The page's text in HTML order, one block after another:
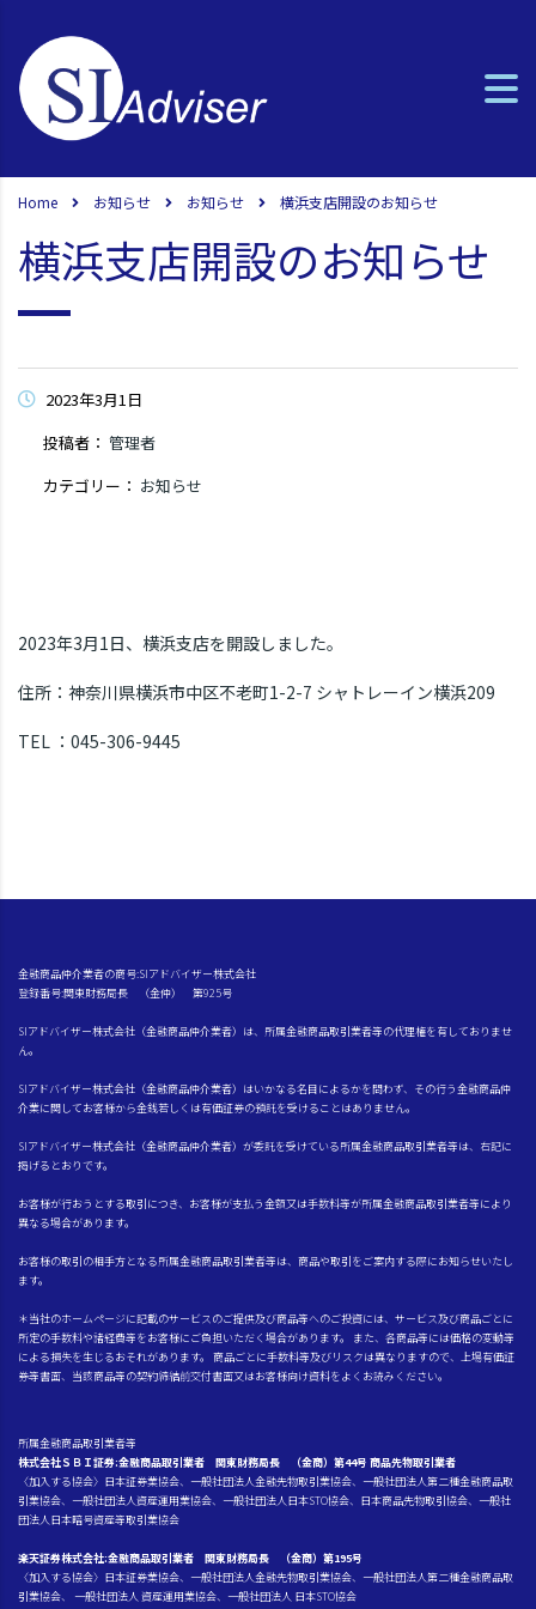
Home お知らせ お知らせ 横浜支店開設のお知らせ
横浜支店開設のお知らせ
2023年3月1日
投稿者： 管理者
カテゴリー： お知らせ
2023年3月1日、横浜支店を開設しました。
住所：神奈川県横浜市中区不老町1-2-7 シャトレーイン横浜209
TEL ：045-306-9445
金融商品仲介業者の商号:SIアドバイザー株式会社
登録番号:関東財務局長 （金仲） 第925号
SIアドバイザー株式会社（金融商品仲介業者）は、所属金融商品取引業者等の代理権を有しておりませ
ん。
SIアドバイザー株式会社（金融商品仲介業者）はいかなる名目によるかを問わず、その行う金融商品仲
介業に関してお客様から金銭若しくは有価証券の預託を受けることはありません。
SIアドバイザー株式会社（金融商品仲介業者）が委託を受けている所属金融商品取引業者等は、右記に
掲げるとおりです。
お客様が行おうとする取引につき、お客様が支払う金額又は手数料等が所属金融商品取引業者等により
異なる場合があります。
お客様の取引の相手方となる所属金融商品取引業者等は、商品や取引をご案内する際にお知らせいたし
ます。
＊当社のホームページに記載のサービスのご提供及び商品等へのご投資には、サービス及び商品ごとに
所定の手数料や諸経費等をお客様にご負担いただく場合があります。 また、各商品等には価格の変動等
による損失を生じるおそれがあります。 商品ごとに手数料等及びリスクは異なりますので、上場有価証
券等書面、当該商品等の契約締結前交付書面又はお客様向け資料をよくお読みください。
所属金融商品取引業者等
株式会社ＳＢＩ証券:金融商品取引業者 関東財務局長 （金商）第44号 商品先物取引業者
〈加入する協会〉日本証券業協会、一般社団法人金融先物取引業協会、一般社団法人第二種金融商品取
引業協会、一般社団法人資産運用業協会、一般社団法人日本STO協会、日本商品先物取引協会、一般社
団法人日本暗号資産等取引業協会
楽天証券株式会社:金融商品取引業者 関東財務局長 （金商）第195号
〈加入する協会〉日本証券業協会、一般社団法人金融先物取引業協会、一般社団法人第二種金融商品取
引業協会、 一般社団法人 資産運用業協会、一般社団法人 日本STO協会